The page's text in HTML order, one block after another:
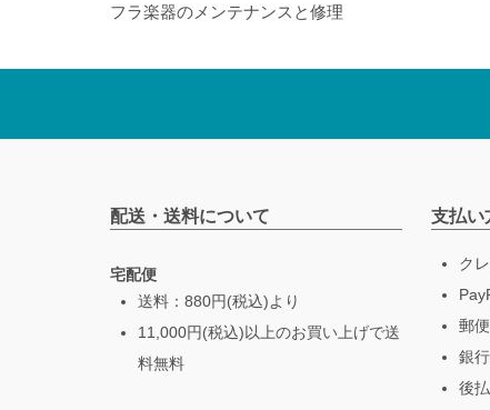
フラ楽器のメンテナンスと修理
配送・送料について
宅配便
送料：880円(税込)より
11,000円(税込)以上のお買い上げで送
料無料
支払い
ク
郵
銀
後